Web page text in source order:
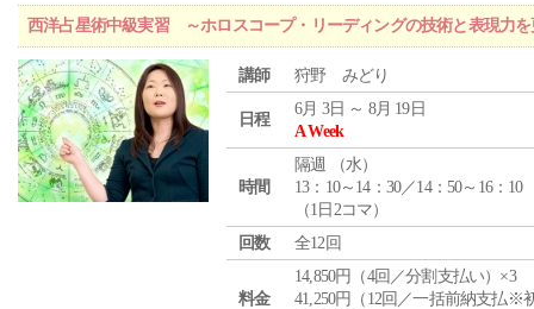
西洋占星術中級実習 ～ホロスコープ・リーディングの技術と表現力
講師 狩野 みどり
日程
6月 3日 ～ 8月 19日
A Week
時間
隔週 （水）
13：10～14：30／14：50～16：10
（1日2コマ）
回数
全12回
料金
14,850円（4回／分割支払い）×3
41,250円（12回／一括前納支払※